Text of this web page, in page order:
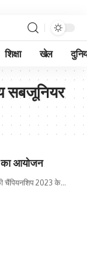
शिक्षा खेल
सबजूनियर
का आयोजन
चैंपियनशिप 2023 के…